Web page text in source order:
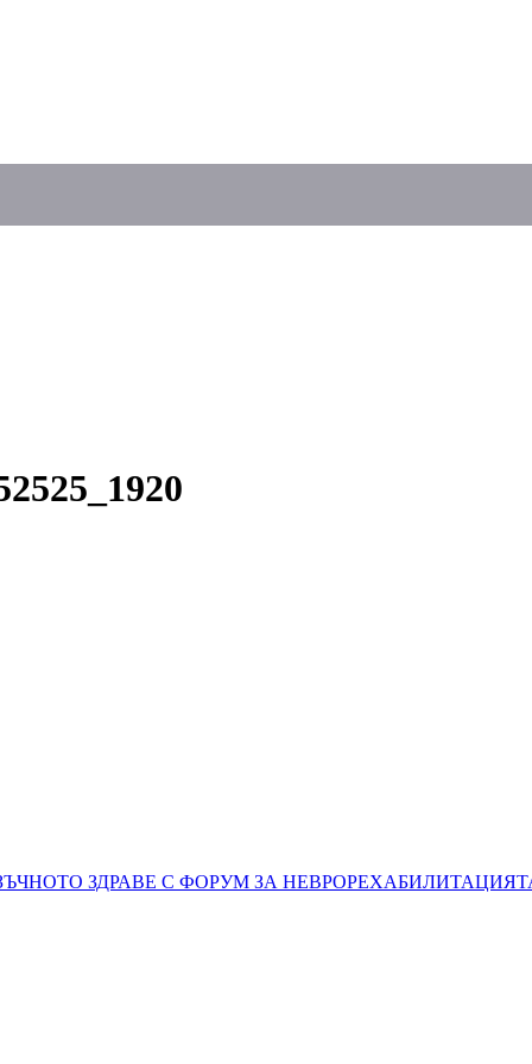
ЗДРАВЕ С ФОРУМ ЗА